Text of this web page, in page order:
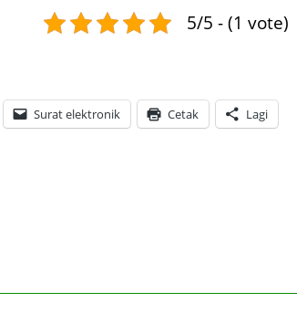
5/5 - (1 vote)
Surat elektronik Cetak Lagi